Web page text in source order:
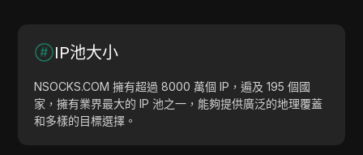
IP池大小
NSOCKS.COM 擁有超過 8000 萬個 IP，遍及 195 個國
家，擁有業界最大的 IP 池之一，能夠提供廣泛的地理覆蓋
和多樣的目標選擇。